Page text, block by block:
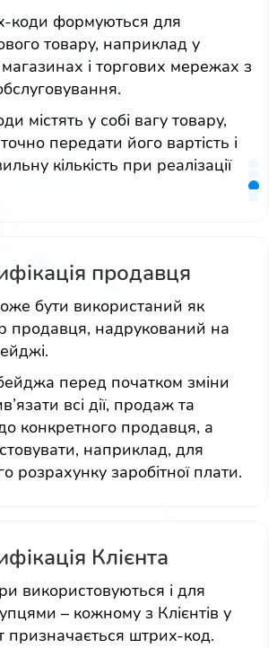
коди формуються для
товару, наприклад у
і торгових мережах з
містять у собі вагу товару,
передати його вартість і
кількість при реалізації
продавця
бути використаний як
продавця, надрукований на
перед початком зміни
всі дії, продаж та
конкретного продавця, а
наприклад, для
розрахунку заробітної плати.
Клієнта
використовуються і для
– кожному з Клієнтів у
призначається штрих-код.